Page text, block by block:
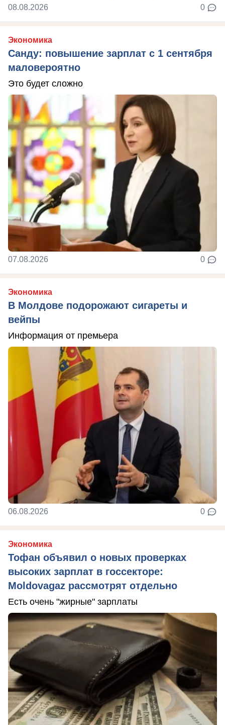
08.08.2026 0
Экономика
Санду: повышение зарплат с 1 сентября
маловероятно
Это будет сложно
07.08.2026 0
Экономика
В Молдове подорожают сигареты и
вейпы
Информация от премьера
06.08.2026 0
Экономика
Тофан объявил о новых проверках
высоких зарплат в госсекторе:
Moldovagaz рассмотрят отдельно
Есть очень "жирные" зарплаты